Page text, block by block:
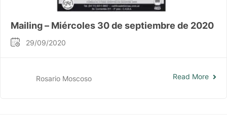
Mailing – Miércoles 30 de septiembre de 2020
29/09/2020
Rosario Moscoso Read More